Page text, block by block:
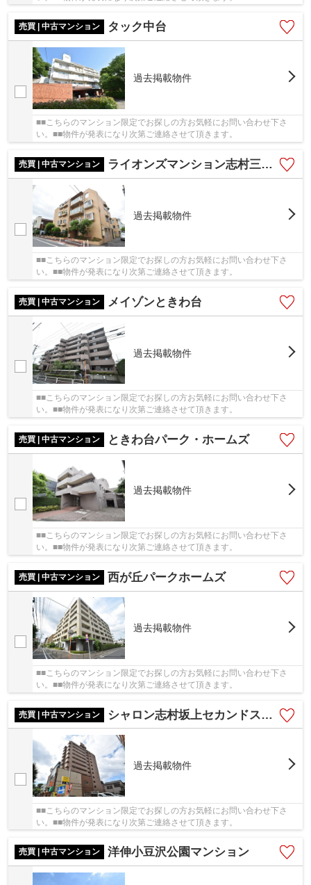
売買 | 中古マンション タック中台
過去掲載物件
■■こちらのマンション限定でお探しの方お気軽にお問い合わせ下さ
い。■■物件が発表になり次第ご連絡させて頂きます。
売買 | 中古マンション ライオンズマンション志村三丁目
過去掲載物件
■■こちらのマンション限定でお探しの方お気軽にお問い合わせ下さ
い。■■物件が発表になり次第ご連絡させて頂きます。
売買 | 中古マンション メイゾンときわ台
過去掲載物件
■■こちらのマンション限定でお探しの方お気軽にお問い合わせ下さ
い。■■物件が発表になり次第ご連絡させて頂きます。
売買 | 中古マンション ときわ台パーク・ホームズ
過去掲載物件
■■こちらのマンション限定でお探しの方お気軽にお問い合わせ下さ
い。■■物件が発表になり次第ご連絡させて頂きます。
売買 | 中古マンション 西が丘パークホームズ
過去掲載物件
■■こちらのマンション限定でお探しの方お気軽にお問い合わせ下さ
い。■■物件が発表になり次第ご連絡させて頂きます。
売買 | 中古マンション シャロン志村坂上セカンドステージ
過去掲載物件
■■こちらのマンション限定でお探しの方お気軽にお問い合わせ下さ
い。■■物件が発表になり次第ご連絡させて頂きます。
売買 | 中古マンション 洋伸小豆沢公園マンション